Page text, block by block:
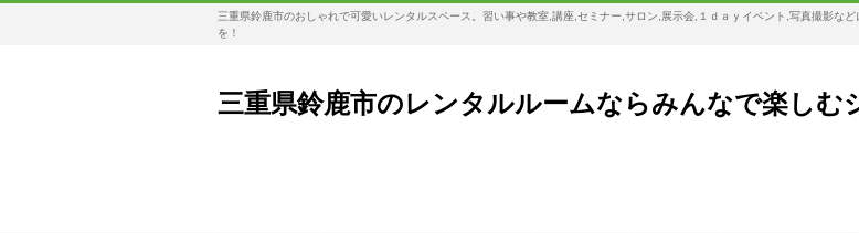
三重県鈴鹿市のおしゃれで可愛いレンタルスペース。習い事や教室,講座,セミナー,サロン,展示会,１ｄａｙイベント,写真撮影な
を！
三重県鈴鹿市のレンタルルームならみんなで楽し